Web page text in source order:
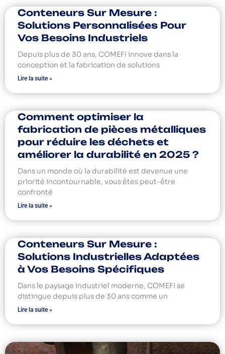
Conteneurs Sur Mesure :
Solutions Personnalisées Pour
Vos Besoins Industriels
Depuis plus de 30 ans, COMEFI innove dans la
conception et la fabrication de solutions
Lire la suite »
Comment optimiser la
fabrication de pièces métalliques
pour réduire les déchets et
améliorer la durabilité en 2025 ?
Dans un monde où la durabilité est devenue une
priorité incontournable, vous êtes peut-être
confronté
Lire la suite »
Conteneurs Sur Mesure :
Solutions Industrielles Adaptées
à Vos Besoins Spécifiques
Dans le paysage industriel moderne, COMEFI se
distingue depuis plus de 30 ans comme un
Lire la suite »